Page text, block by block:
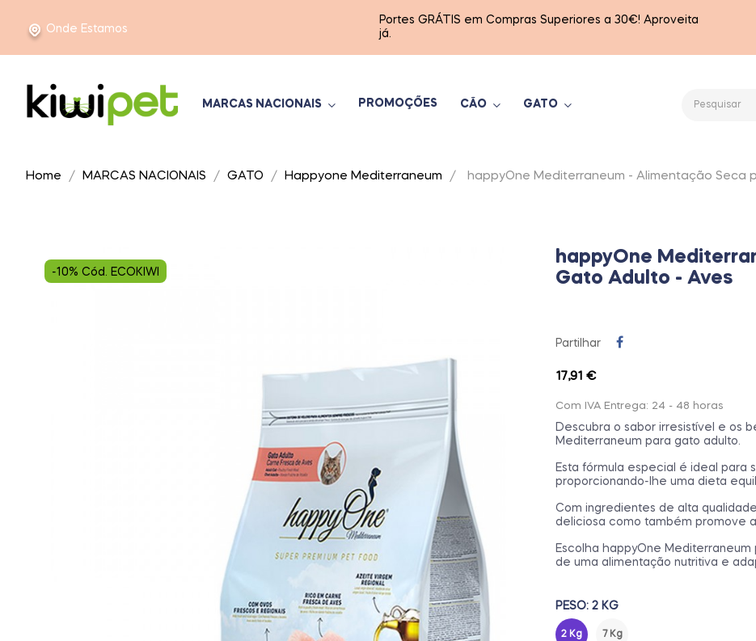
Onde Estamos
Portes GRÁTIS em Compras Superiores a 30€! Aproveita
já.
MARCAS NACIONAIS PROMOÇÕES CÃO GATO
Home MARCAS NACIONAIS GATO Happyone Mediterraneum happyOne Mediterraneum - Alimentação Seca
-10% Cód. ECOKIWI
happyOne
Gato Adulto - Aves
Partilhar
17,91 €
Com IVA Entrega: 24 - 48 horas
Descubra o sabor irresistível e os
Mediterraneum para gato adulto.
Esta fórmula especial é ideal para
proporcionando-lhe uma dieta
Com ingredientes de alta
deliciosa como também promove
Escolha happyOne
de uma alimentação nutritiva e
PESO: 2 KG
2 Kg 7 Kg